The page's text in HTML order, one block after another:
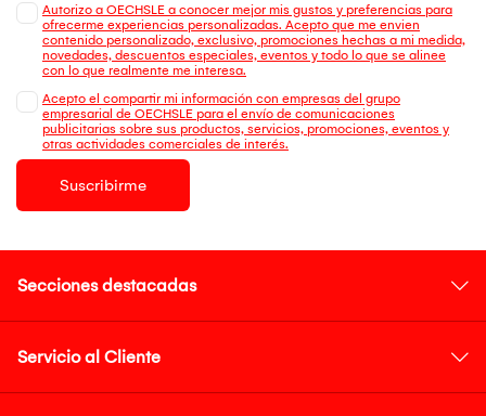
Autorizo a OECHSLE a conocer mejor mis gustos y preferencias para
ofrecerme experiencias personalizadas. Acepto que me envien
contenido personalizado, exclusivo, promociones hechas a mi medida,
novedades, descuentos especiales, eventos y todo lo que se alinee
con lo que realmente me interesa.
Acepto el compartir mi información con empresas del grupo
empresarial de OECHSLE para el envío de comunicaciones
publicitarias sobre sus productos, servicios, promociones, eventos y
otras actividades comerciales de interés.
Suscribirme
Secciones destacadas
Servicio al Cliente